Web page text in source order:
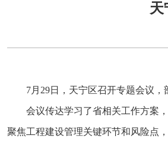
天
7月29日，天宁区召开专题会议
会议传达学习了省相关工作方案
聚焦工程建设管理关键环节和风险点